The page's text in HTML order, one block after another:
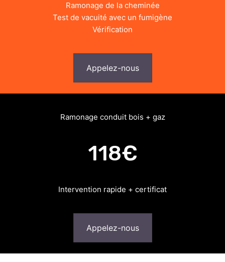
Ramonage de la cheminée
Test de vacuité avec un fumigène
Vérification
Appelez-nous
Ramonage conduit bois + gaz
118€
Intervention rapide + certificat
Appelez-nous